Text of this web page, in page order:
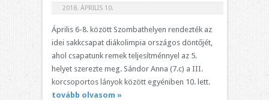
2018. ÁPRILIS 10.
Április 6-8. között Szombathelyen rendezték az
idei sakkcsapat diákolimpia országos döntőjét,
ahol csapatunk remek teljesítménnyel az 5.
helyet szerezte meg. Sándor Anna (7.c) a III.
korcsoportos lányok között egyéniben 10. lett.
tovább olvasom »